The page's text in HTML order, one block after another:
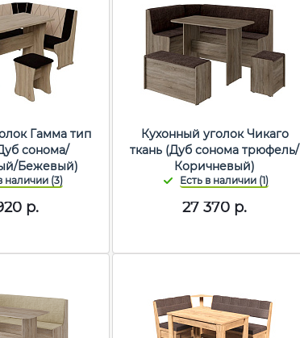
Гамма тип
сонома/
Бежевый)
р.
Кухонный уголок Чикаго
ткань (Дуб сонома трюфель/
Коричневый)
27 370 р.